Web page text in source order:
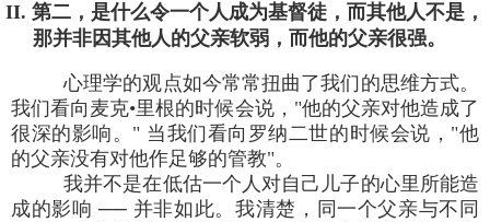
II. 第二，是什么令一个人成为基督徒，而其他人不是，
那并非因其他人的父亲软弱，而他的父亲很强。
心理学的观点如今常常扭曲了我们的思维方式。
我们看向麦克•里根的时候会说，"他的父亲对他造成了
很深的影响。" 当我们看向罗纳二世的时候会说，"他
的父亲没有对他作足够的管教"。
我并不是在低估一个人对自己儿子的心里所能造
成的影响 ── 并非如此。我清楚，同一个父亲与不同